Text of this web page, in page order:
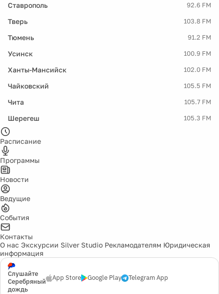
Ставрополь 92.6 FM
Тверь 103.8 FM
Тюмень 91.2 FM
Усинск 100.9 FM
Ханты-Мансийск 102.0 FM
Чайковский 105.5 FM
Чита 105.7 FM
Шерегеш 105.3 FM
Расписание
Программы
Новости
Ведущие
События
Контакты
О нас Экскурсии Silver Studio Рекламодателям Юридическая
информация
Слушайте
Серебряный
дождь
App Store Google Play Telegram App